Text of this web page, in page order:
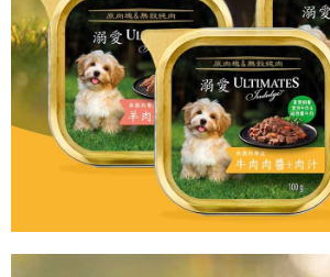
權轉讓予恩沛科技股份有限公司。
２．關於個人資料處理事宜，請瀏覽以下網址：
https://aftee.tw/terms/#terms3
３．未成年的使用者請事先徵得法定代理人或監護
「AFTEE先享後付」，若未經同意申辦者引起之損
任。
４．使用「AFTEE先享後付」時，將依據個別帳號
時審查核予不同之上限額度；若仍有額度不足之情
請求用戶進行身份認證。
５．嚴禁一人註冊多個帳號或使用他人資訊註冊。
恩沛科技股份有限公司將有權停止該用戶之使用額